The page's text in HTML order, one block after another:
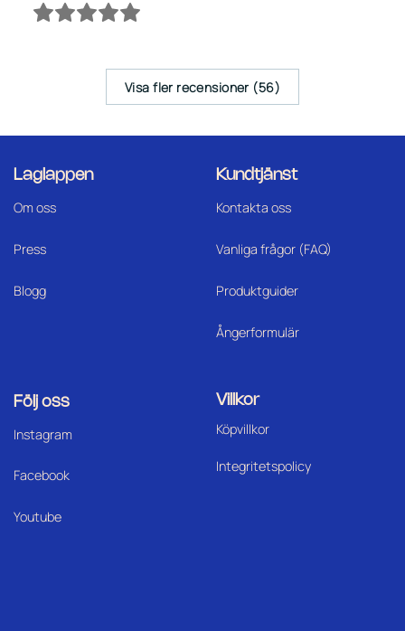
Visa fler recensioner (56)
Laglappen
Om oss
Press
Blogg
Kundtjänst
Kontakta oss
Vanliga frågor (FAQ)
Produktguider
Ångerformulär
Följ oss
Instagram
Facebook
Youtube
Villkor
Köpvillkor
Integritetspolicy